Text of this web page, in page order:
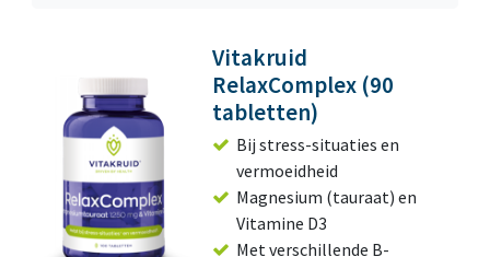
Vitakruid
RelaxComplex (90
tabletten)
Bij stress-situaties en
vermoeidheid
Magnesium (tauraat) en
Vitamine D3
Met verschillende B-